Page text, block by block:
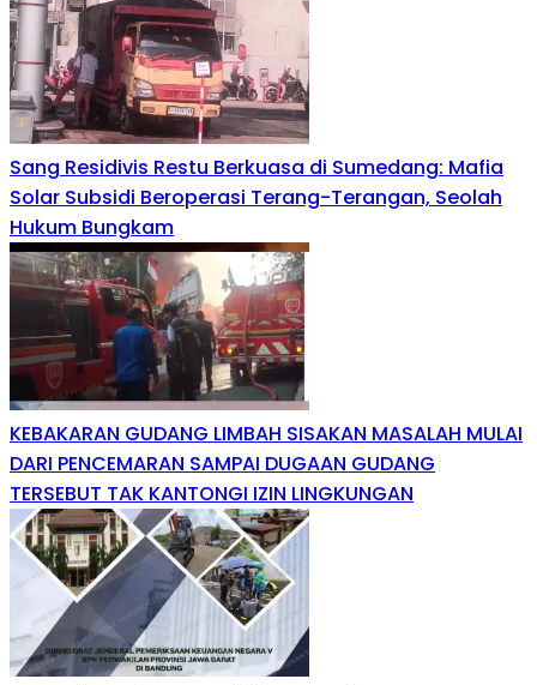
Sang Residivis Restu Berkuasa di Sumedang: Mafia
Solar Subsidi Beroperasi Terang-Terangan, Seolah
Hukum Bungkam
KEBAKARAN GUDANG LIMBAH SISAKAN MASALAH MULAI
DARI PENCEMARAN SAMPAI DUGAAN GUDANG
TERSEBUT TAK KANTONGI IZIN LINGKUNGAN